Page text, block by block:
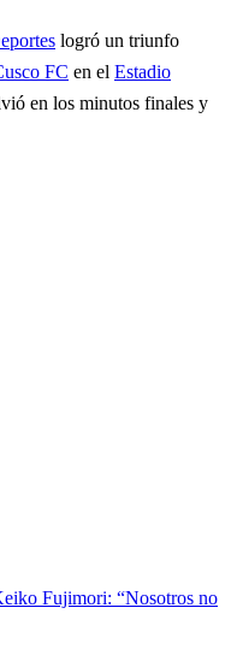
logró un triunfo
FC en el Estadio
en los minutos finales y